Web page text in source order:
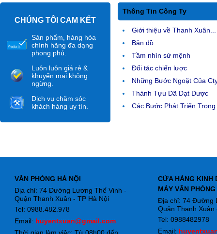
CHÚNG TÔI CAM KẾT
Sản phẩm, hàng hóa
chính hãng đa dạng
phong phú.
Luôn luôn giá rẻ &
khuyến mại không
ngừng.
Dịch vụ chăm sóc
khách hàng uy tín.
Thông Tin Công Ty
Giới thiệu về Thanh Xuân...
Bản đồ
Tầm nhìn sứ mệnh
Đối tác chiến lược
Những Bước Ngoặt Của
Thành Tựu Đã Đạt Được
Các Bước Phát Triển
VĂN PHÒNG HÀ NỘI
Địa chỉ: 74 Đường Lương Thế Vinh -
Quận Thanh Xuân - TP Hà Nội
Tel: 0988.482.978
Email: huyentxuan@gmail.com
CỬA HÀNG KINH
MÁY VĂN PHÒNG
Địa chỉ: 74 Đường
Quận Thanh Xuân
Tel: 0988482978
Email: